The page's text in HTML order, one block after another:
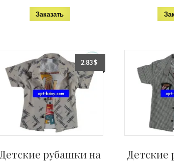
Заказать
Детские рубашки на
2.83$
Детские